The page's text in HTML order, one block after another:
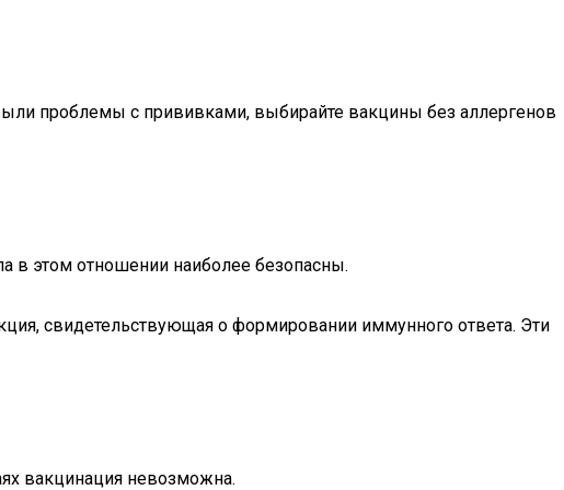
проблемы с прививками, выбирайте вакцины без аллергенов
в этом отношении наиболее безопасны.
свидетельствующая о формировании иммунного ответа. Эти
вакцинация невозможна.